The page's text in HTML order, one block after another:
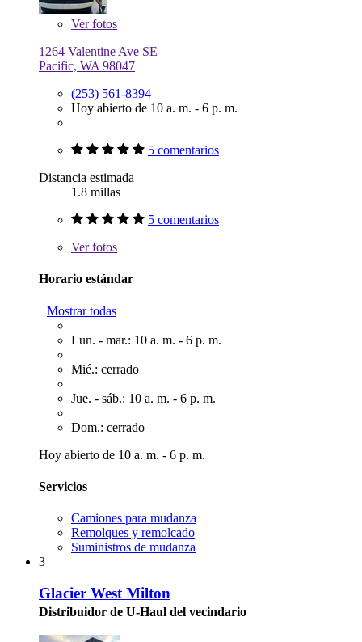
Verfotos
1264 Valentine Ave SE
Pacific, WA 98047
(253) 561-8394
Hoy abierto de 10 a. m. - 6 p. m.
5 comentarios
Distancia estimada
1.8 millas
5 comentarios
Verfotos
Horario estándar
Mostrar todas
Lun. - mar.: 10 a. m. - 6 p. m.
Mié.: cerrado
Jue. - sáb.: 10 a. m. - 6 p. m.
Dom.: cerrado
Hoy abierto de 10 a. m. - 6 p. m.
Servicios
Camiones para mudanza
Remolques y remolcado
Suministros de mudanza
3
Glacier West Milton
Distribuidor de U-Haul del vecindario